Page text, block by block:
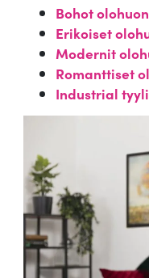
Bohot
Erikoiset
Modernit
Romanttiset
Industrial